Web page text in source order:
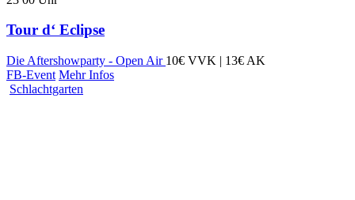
Tour d‘ Eclipse
Die Aftershowparty - Open Air 10€ VVK | 13€ AK
FB-Event Mehr Infos
Schlachtgarten